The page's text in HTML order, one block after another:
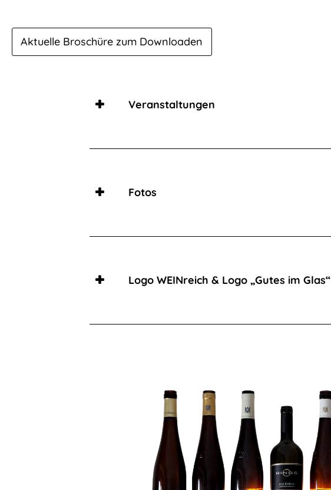
Die
Catering
Gästezimmer
Arrangement
Aktuelle Broschüre zum Downloaden
Veranstaltungen
Fotos
Logo WEINreich & Logo „Gutes im Glas“